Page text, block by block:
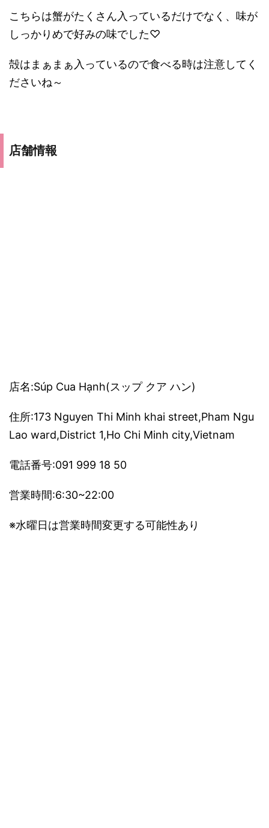
こちらは蟹がたくさん入っているだけでなく、味が
しっかりめで好みの味でした♡
殻はまぁまぁ入っているので食べる時は注意してく
ださいね～
店舗情報
店名:Súp Cua Hạnh(スップ クア ハン)
住所:173 Nguyen Thi Minh khai street,Pham Ngu
Lao ward,District 1,Ho Chi Minh city,Vietnam
電話番号:091 999 18 50
営業時間:6:30~22:00
※水曜日は営業時間変更する可能性あり